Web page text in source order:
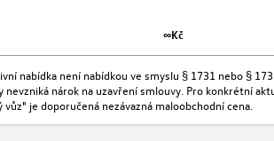
∞Kč
nabídka není nabídkou ve smyslu § 1731 nebo §
nárok na uzavření smlouvy. Pro konkrétní
je doporučená nezávazná maloobchodní cena.